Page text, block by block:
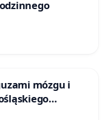
mózgu i